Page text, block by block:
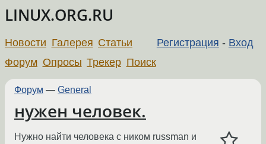
LINUX.ORG.RU
Регистрация - Вход
Новости Галерея Статьи
Форум Опросы Трекер Поиск
Форум — General
нужен человек.
Нужно найти человека с ником russman и